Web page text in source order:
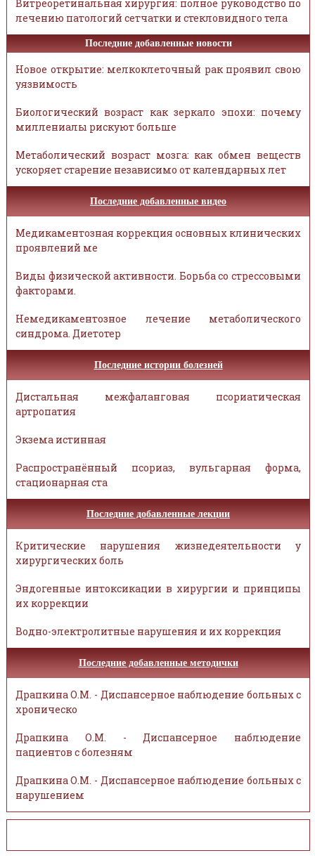
Витреоретинальная хирургия: полное руководство по
лечению патологий сетчатки и стекловидного тела
Последние добавленные новости
Новое открытие: мелкоклеточный рак проявил свою
уязвимость
Биологический возраст как зеркало эпохи: почему
миллениалы рискуют больше
Метаболический возраст мозга: как обмен веществ
ускоряет старение независимо от календарных лет
Последние добавленные видео
Медикаментозная коррекция основных клинических
проявлений ме
Виды физической активности. Борьба со стрессовыми
факторами.
Немедикаментозное лечение метаболического
синдрома. Диетотер
Последние истории болезней
Дистальная межфаланговая псориатическая
артропатия
Экзема истинная
Распространённый псориаз, вульгарная форма,
стационарная ста
Последние добавленные лекции
Критические нарушения жизнедеятельности у
хирургических боль
Эндогенные интоксикации в хирургии и принципы
их коррекции
Водно-электролитные нарушения и их коррекция
Последние добавленные методички
Драпкина О.М. - Диспансерное наблюдение больных с
хроническо
Драпкина О.М. - Диспансерное наблюдение
пациентов с болезням
Драпкина О.М. - Диспансерное наблюдение больных с
нарушением